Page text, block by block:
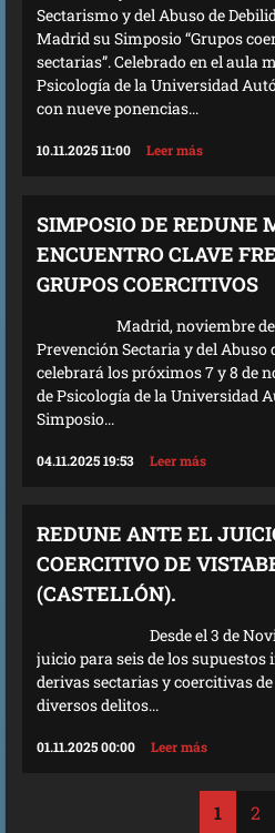
Sectarismo y del Abuso de
Madrid su Simposio “Grupos
sectarias”. Celebrado en el aula
Psicología de la Universidad
con nueve ponencias...
10.11.2025 11:00 Leer más
SIMPOSIO DE REDUNE
ENCUENTRO CLAVE
GRUPOS COERCITIVOS
Madrid, noviembre de
Prevención Sectaria y del Abuso
celebrará los próximos 7 y 8 de
de Psicología de la Universidad
Simposio...
04.11.2025 19:53 Leer más
REDUNE ANTE EL
COERCITIVO DE
(CASTELLÓN).
Desde el 3 de
juicio para seis de los
derivas sectarias y coercitivas
diversos delitos...
01.11.2025 00:00 Leer más
1 2